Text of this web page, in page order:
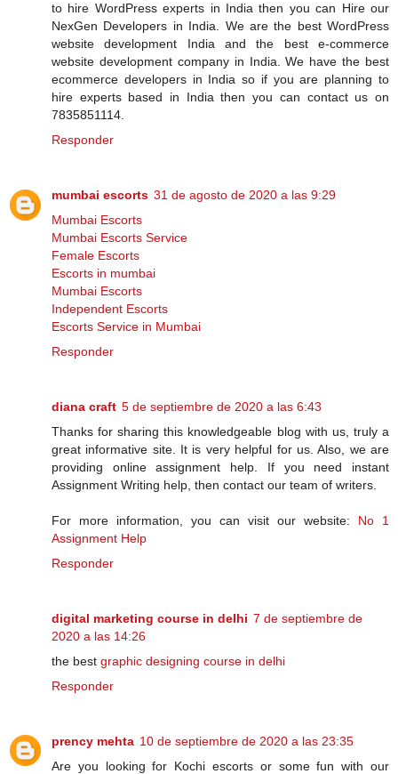
to hire WordPress experts in India then you can Hire our
NexGen Developers in India. We are the best WordPress
website development India and the best e-commerce
website development company in India. We have the best
ecommerce developers in India so if you are planning to
hire experts based in India then you can contact us on
7835851114.
Responder
mumbai escorts 31 de agosto de 2020 a las 9:29
Mumbai Escorts
Mumbai Escorts Service
Female Escorts
Escorts in mumbai
Mumbai Escorts
Independent Escorts
Escorts Service in Mumbai
Responder
diana craft 5 de septiembre de 2020 a las 6:43
Thanks for sharing this knowledgeable blog with us, truly a
great informative site. It is very helpful for us. Also, we are
providing online assignment help. If you need instant
Assignment Writing help, then contact our team of writers.
For more information, you can visit our website: No 1
Assignment Help
Responder
digital marketing course in delhi 7 de septiembre de
2020 a las 14:26
the best graphic designing course in delhi
Responder
prency mehta 10 de septiembre de 2020 a las 23:35
Are you looking for Kochi escorts or some fun with our